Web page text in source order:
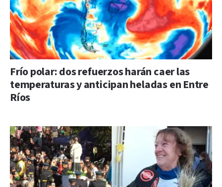
Frío polar: dos refuerzos harán caer las
temperaturas y anticipan heladas en Entre
Ríos